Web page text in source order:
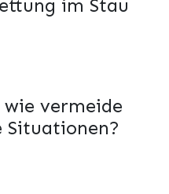
im Stau
vermeide
Situationen?